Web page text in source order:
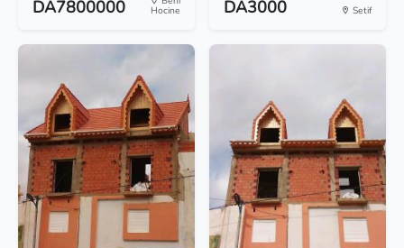
DA7800000 Hocine DA3000 Setif